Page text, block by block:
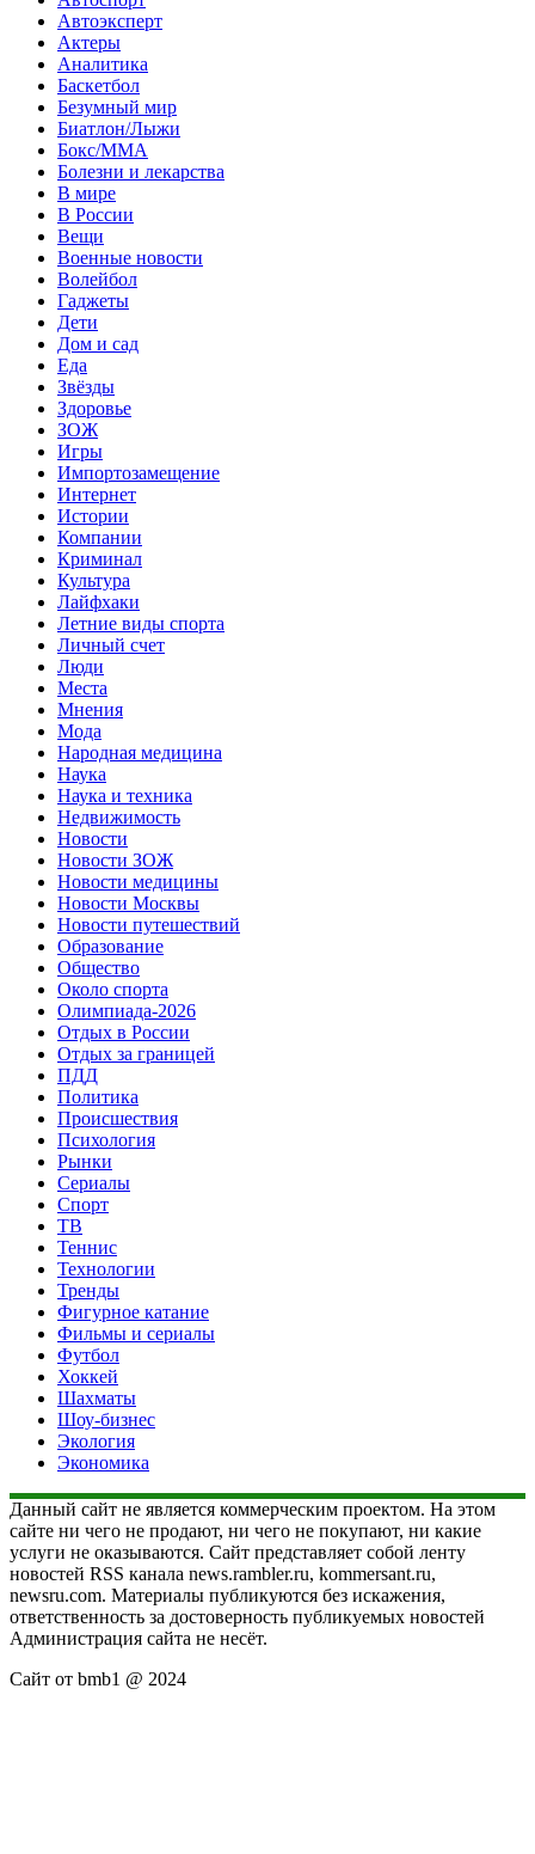
Автоэксперт
Актеры
Аналитика
Баскетбол
Безумный мир
Биатлон/Лыжи
Бокс/MMA
Болезни и лекарства
В мире
В России
Вещи
Военные новости
Волейбол
Гаджеты
Дети
Дом и сад
Еда
Звёзды
Здоровье
ЗОЖ
Игры
Импортозамещение
Интернет
Истории
Компании
Криминал
Культура
Лайфхаки
Летние виды спорта
Личный счет
Люди
Места
Мнения
Мода
Народная медицина
Наука
Наука и техника
Недвижимость
Новости
Новости ЗОЖ
Новости медицины
Новости Москвы
Новости путешествий
Образование
Общество
Около спорта
Олимпиада-2026
Отдых в России
Отдых за границей
ПДД
Политика
Происшествия
Психология
Рынки
Сериалы
Спорт
ТВ
Теннис
Технологии
Тренды
Фигурное катание
Фильмы и сериалы
Футбол
Хоккей
Шахматы
Шоу-бизнес
Экология
Экономика
Данный сайт не является коммерческим проектом. На этом
сайте ни чего не продают, ни чего не покупают, ни какие
услуги не оказываются. Сайт представляет собой ленту
новостей RSS канала news.rambler.ru, kommersant.ru,
newsru.com. Материалы публикуются без искажения,
ответственность за достоверность публикуемых новостей
Администрация сайта не несёт.
Сайт от bmb1 @ 2024